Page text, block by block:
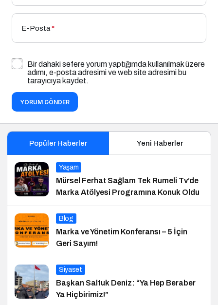
E-Posta*
Bir dahaki sefere yorum yaptığımda kullanılmak üzere
adımı, e-posta adresimi ve web site adresimi bu
tarayıcıya kaydet.
YORUM GÖNDER
Popüler Haberler Yeni Haberler
Yaşam
Mürsel Ferhat Sağlam Tek Rumeli Tv’de
Marka Atölyesi Programına Konuk Oldu
Blog
Marka ve Yönetim Konferansı – 5 İçin
Geri Sayım!
Siyaset
Başkan Saltuk Deniz: “Ya Hep Beraber
Ya Hiçbirimiz!”